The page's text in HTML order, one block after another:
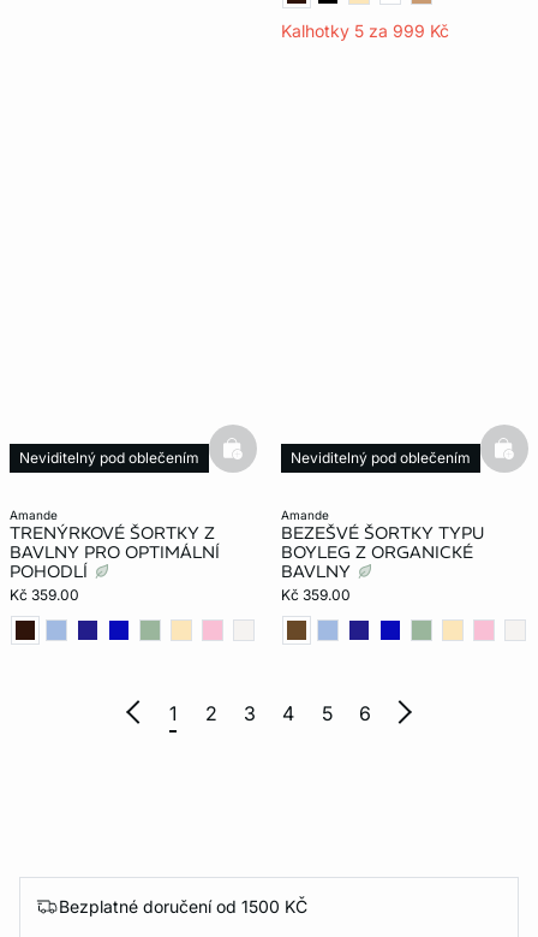
Kalhotky 5 za 999 Kč
amande
TRENÝRKOVÉ ŠORTKY Z
BAVLNY PRO OPTIMÁLNÍ
POHODLÍ
Kč 359.00
Neviditelný pod oblečením basketfull
amande
BEZEŠVÉ ŠORTKY TYPU
BOYLEG Z ORGANICKÉ
BAVLNY
Kč 359.00
Neviditelný pod oblečením
1 2 3 4 5 6
Bezplatné doručení od 1500 KČ